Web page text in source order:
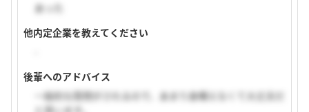
あった
他内定企業を教えてください
後輩へのアドバイス
一般的な質問がされるので、あまり身構えなくて大丈夫だ